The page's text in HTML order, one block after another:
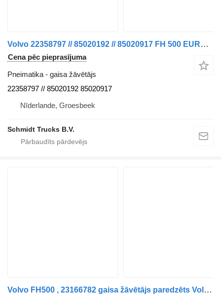
Volvo 22358797 // 85020192 // 85020917 FH 500 EURO 6 MODELIS 2021 gaisa žāvētājs paredzēts kravas automašīnas
Cena pēc pieprasījuma
Pneimatika - gaisa žāvētājs
22358797 // 85020192 85020917
Nīderlande, Groesbeek
Schmidt Trucks B.V.
Volvo FH500 , 23166782 gaisa žāvētājs paredzēts Volvo FH500 , 23166782 kravas automašīnas